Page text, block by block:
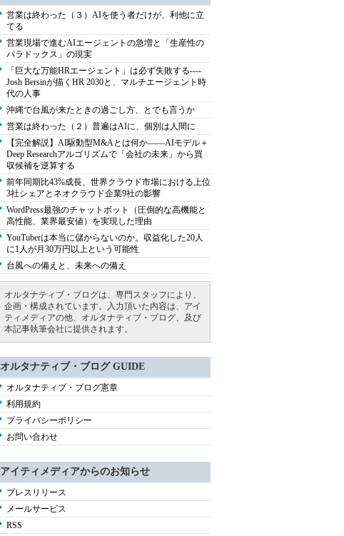
営業は終わった（３）AIを使う者だけが、利他に立
てる
営業現場で進むAIエージェントの急増と「生産性の
パラドックス」の現実
「巨大な万能HRエージェント」は必ず失敗する----
Josh Bersinが描くHR 2030と、マルチエージェント時
代の人事
沖縄で台風が来たときの過ごし方、とでも言うか
営業は終わった（２）普遍はAIに、個別は人間に
【完全解説】AI駆動型M&Aとは何か――AIモデル＋
Deep Researchアルゴリズムで「会社の未来」から買
収候補を逆算する
前年同期比43%成長、世界クラウド市場における上位
3社シェアとネオクラウド企業9社の影響
WordPress最強のチャットボット（圧倒的な高機能と
高性能、業界最安値）を実現した理由
YouTuberは本当に儲からないのか。収益化した20人
に1人が月30万円以上という可能性
台風への備えと、未来への備え
オルタナティブ・ブログは、専門スタッフにより、
企画・構成されています。入力頂いた内容は、アイ
ティメディアの他、オルタナティブ・ブログ、及び
本記事執筆会社に提供されます。
オルタナティブ・ブログ GUIDE
オルタナティブ・ブログ憲章
利用規約
プライバシーポリシー
お問い合わせ
アイティメディアからのお知らせ
プレスリリース
メールサービス
RSS